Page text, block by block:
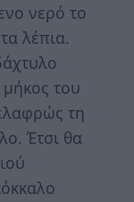
νερό το
λέπια.
μήκος του
τη
Έτσι θα